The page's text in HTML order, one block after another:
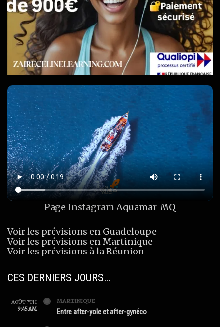
Page InstagramAquamar_MQ
Voir les prévisions en Guadeloupe
Voir les prévisions en Martinique
Voir les prévisions à la Réunion
CES DERNIERS JOURS…
AOÛT 7TH
9:45 AM
MARTINIQUE
Entre after-yole et after-gynéco